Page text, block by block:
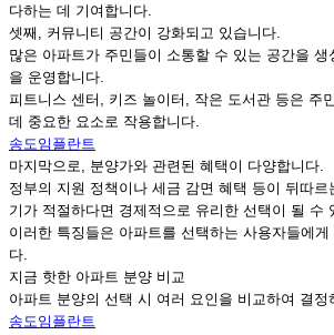
다하는 데 기여합니다.
셋째, 커뮤니티 공간이 강화되고 있습니다.
많은 아파트가 주민들이 소통할 수 있는 공간을 생
을 운영합니다.
피트니스 센터, 키즈 놀이터, 작은 도서관 등은 주
데 중요한 요소로 작용합니다.
송도임플란트
마지막으로, 분양가와 관련된 혜택이 다양합니다.
정부의 지원 정책이나 세금 감면 혜택 등이 뒤따르
기가 적절하다면 경제적으로 유리한 선택이 될 수
이러한 특징들은 아파트를 선택하는 사용자들에
다.
지금 핫한 아파트 분양 비교
아파트 분양의 선택 시 여러 요인을 비교하여 결정
송도임플란트